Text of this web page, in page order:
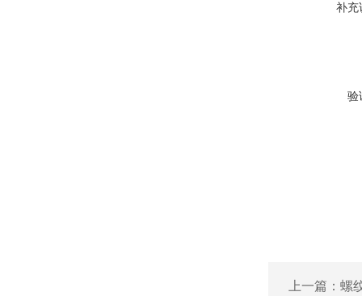
补充
验
上一篇： 螺